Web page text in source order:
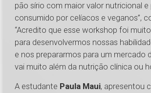
pão sírio com maior valor nutricional e
consumido por celíacos e veganos”,
“Acredito que esse workshop foi
para desenvolvermos nossas
e nos prepararmos para um mercado
vai muito além da nutrição clínica ou
A estudante Paula Maui, apresentou